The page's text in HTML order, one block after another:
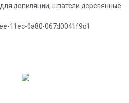
депиляции, шпатели деревянные
11ec-0a80-067d0041f9d1